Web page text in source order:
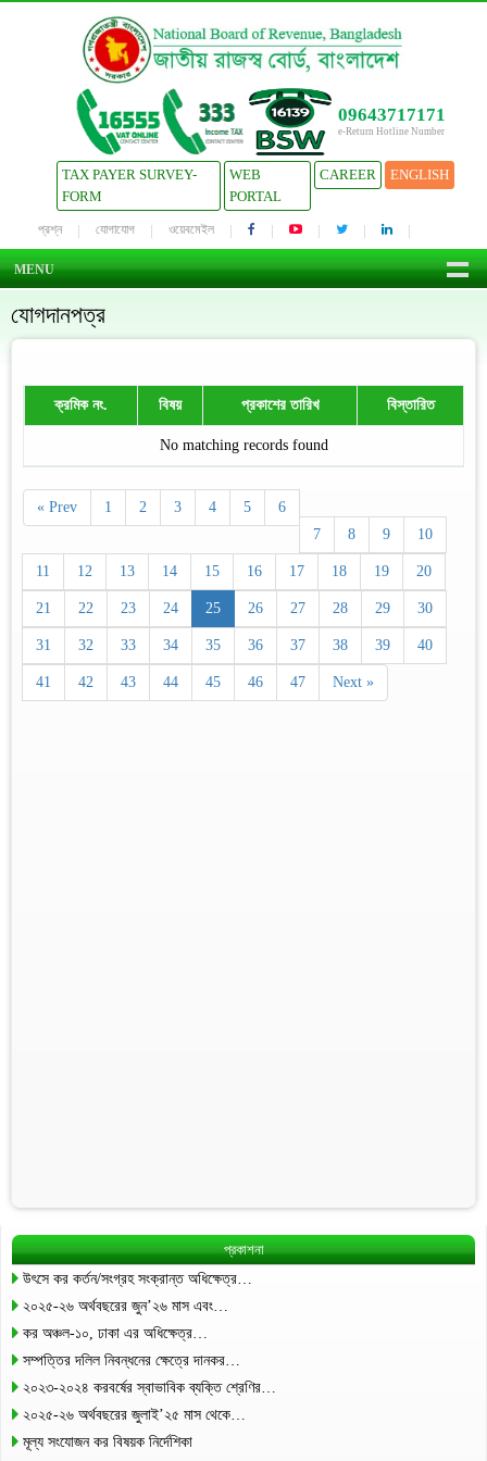
09643717171
e-Return Hotline Number
TAX PAYER SURVEY-
FORM
WEB
PORTAL
CAREER ENGLISH
প্রশ্ন যোগাযোগ ওয়েবমেইল
MENU
যোগদানপত্র
ক্রমিক নং. বিষয় প্রকাশের তারিখ বিস্তারিত
No matching records found
« Prev 1 2 3 4 5
6
7
8 9 10
11 12 13 14 15 16 17 18 19 20
21 22 23 24 25 26 27 28 29 30
31 32 33 34 35 36 37 38 39 40
41 42 43 44 45 46 47 Next »
প্রকাশনা
উৎসে কর কর্তন/সংগ্রহ সংক্রান্ত অধিক্ষেত্র…
২০২৫-২৬ অর্থবছরের জুন’২৬ মাস এবং…
কর অঞ্চল-১০, ঢাকা এর অধিক্ষেত্র…
সম্পত্তির দলিল নিবন্ধনের ক্ষেত্রে দানকর…
২০২৩-২০২৪ করবর্ষের স্বাভাবিক ব্যক্তি শ্রেণির…
২০২৫-২৬ অর্থবছরের জুলাই’২৫ মাস থেকে…
মূল্য সংযোজন কর বিষয়ক নির্দেশিকা